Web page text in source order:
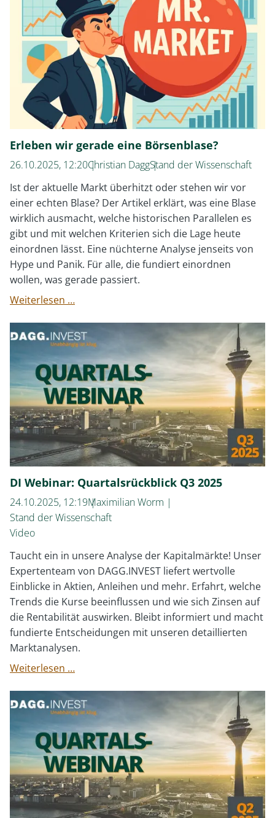
vernünftige
Renditeerwartungen?
Erleben wir gerade eine Börsenblase?
26.10.2025, 12:20Christian DaggStand der Wissenschaft
Ist der aktuelle Markt überhitzt oder stehen wir vor
einer echten Blase? Der Artikel erklärt, was eine Blase
wirklich ausmacht, welche historischen Parallelen es
gibt und mit welchen Kriterien sich die Lage heute
einordnen lässt. Eine nüchterne Analyse jenseits von
Hype und Panik. Für alle, die fundiert einordnen
wollen, was gerade passiert.
Weiterlesen …Erleben
gerade
eine
Börsenblase?
DI Webinar: Quartalsrückblick Q3 2025
24.10.2025, 12:19Maximilian Worm
Stand der Wissenschaft
Video
Taucht ein in unsere Analyse der Kapitalmärkte! Unser
Expertenteam von DAGG.INVEST liefert wertvolle
Einblicke in Aktien, Anleihen und mehr. Erfahrt, welche
Trends die Kurse beeinflussen und wie sich Zinsen auf
die Rentabilität auswirken. Bleibt informiert und macht
fundierte Entscheidungen mit unseren detaillierten
Marktanalysen.
Weiterlesen …DI
Quartalsrückblick
Q3
2025